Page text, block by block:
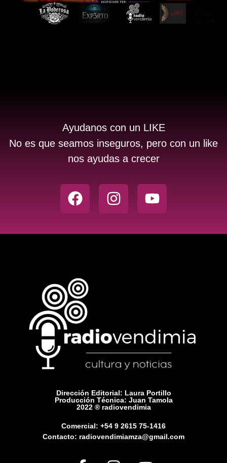
Ayudanos con un LIKE
No es que seamos inseguros, pero con un like
nos ayudas a crecer
Dirección Editorial: Laura Portillo
Producción Técnica: Juan Tamola
2022 ® radiovendimia
Comercial: +54 9 2615 75-1416
Contacto: radiovendimiamza@gmail.com